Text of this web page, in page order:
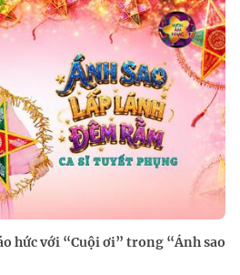
hức với “Cuội ơi” trong “Ánh sao